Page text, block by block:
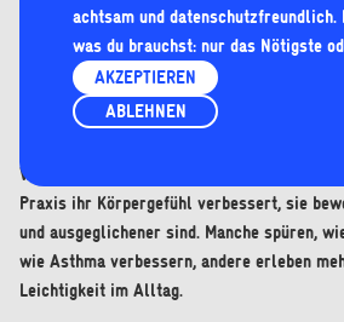
Körper und Geist allmählich verändern:
Verspannungen lösen sich, die Atmung wird
lassen nach. Durch achtsame Bewegung,
gezielte Entspannung findet dein
reduziert sich, innere Gelassenheit wächst.
Viele Teilnehmende berichten, dass sich
Praxis ihr Körpergefühl verbessert, sie
und ausgeglichener sind. Manche spüren,
wie Asthma verbessern, andere erleben
Leichtigkeit im Alltag.
achtsam und datenschutzfreundlich.
was du brauchst: nur das Nötigste
AKZEPTIEREN
ABLEHNEN